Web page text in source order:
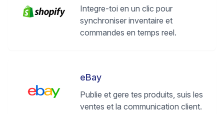
Integre-toi en un clic pour
synchroniser inventaire et
commandes en temps reel.
eBay
Publie et gere tes produits, suis les
ventes et la communication client.